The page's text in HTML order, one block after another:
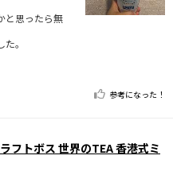
と思ったら無
。
参考になった！
フトボス 世界のTEA 香港式ミ